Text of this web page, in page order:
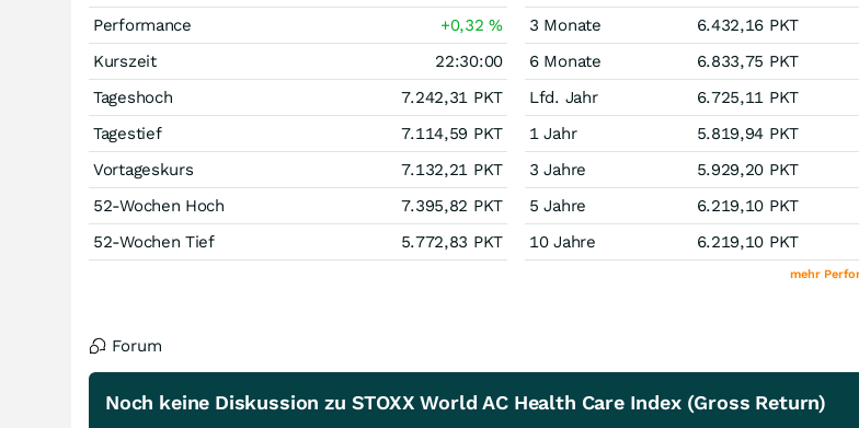
Performance
+0,32%
Kurszeit
22:30:00
Tageshoch
7.242,31 PKT
Tagestief
7.114,59 PKT
Vortageskurs
7.132,21 PKT
52-Wochen Hoch
7.395,82 PKT
52-Wochen Tief
5.772,83 PKT
3 Monate
6.432,16 PKT
6 Monate
6.833,75 PKT
Lfd. Jahr
6.725,11 PKT
1 Jahr
5.819,94 PKT
3 Jahre
5.929,20 PKT
5 Jahre
6.219,10 PKT
10 Jahre
6.219,10 PKT
mehr
Forum
Noch keine Diskussion zu STOXX World AC Health Care Index (Gross Return)